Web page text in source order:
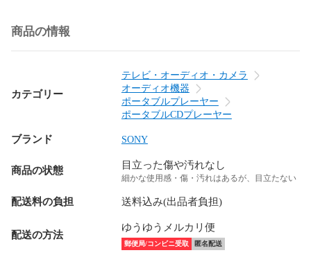
商品の情報
カテゴリー
テレビ・オーディオ・カメラ
オーディオ機器
ポータブルプレーヤー
ポータブルCDプレーヤー
ブランド SONY
商品の状態 目立った傷や汚れなし
細かな使用感・傷・汚れはあるが、目立たない
配送料の負担 送料込み(出品者負担)
配送の方法
ゆうゆうメルカリ便
郵便局/コンビニ受取 匿名配送